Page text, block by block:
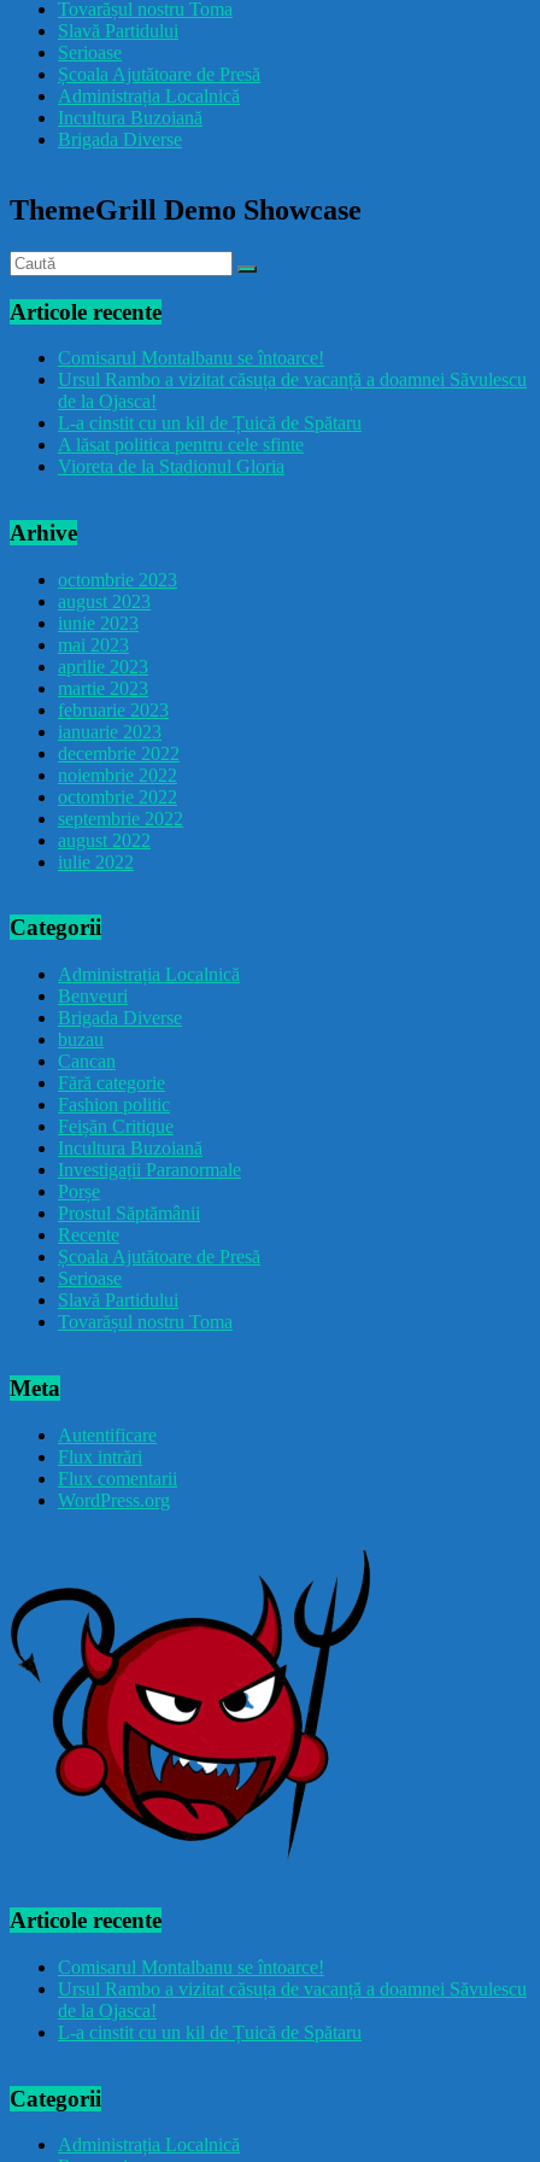
drăcușorulbuzoian
Tovarășul nostru Toma
Slavă Partidului
Serioase
Școala Ajutătoare de Presă
Administrația Localnică
Incultura Buzoiană
Brigada Diverse
ThemeGrill Demo Showcase
Articole recente
Comisarul Montalbanu se întoarce!
Ursul Rambo a vizitat căsuța de vacanță a doamnei Săvulescu
de la Ojasca!
L-a cinstit cu un kil de Țuică de Spătaru
A lăsat politica pentru cele sfinte
Vioreta de la Stadionul Gloria
Arhive
octombrie 2023
august 2023
iunie 2023
mai 2023
aprilie 2023
martie 2023
februarie 2023
ianuarie 2023
decembrie 2022
noiembrie 2022
octombrie 2022
septembrie 2022
august 2022
iulie 2022
Categorii
Administrația Localnică
Benveuri
Brigada Diverse
buzau
Cancan
Fără categorie
Fashion politic
Feișăn Critique
Incultura Buzoiană
Investigații Paranormale
Porșe
Prostul Săptămânii
Recente
Școala Ajutătoare de Presă
Serioase
Slavă Partidului
Tovarășul nostru Toma
Meta
Autentificare
Flux intrări
Flux comentarii
WordPress.org
Articole recente
Comisarul Montalbanu se întoarce!
Ursul Rambo a vizitat căsuța de vacanță a doamnei Săvulescu
de la Ojasca!
L-a cinstit cu un kil de Țuică de Spătaru
Categorii
Administrația Localnică